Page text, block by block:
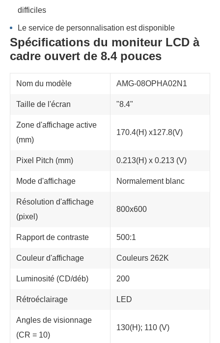
difficiles
Le service de personnalisation est disponible
Spécifications du moniteur LCD à
cadre ouvert de 8.4 pouces
Nom du modèle AMG-08OPHA02N1
Taille de l'écran "8.4"
Zone d'affichage active
(mm)
170.4(H) x127.8(V)
Pixel Pitch (mm) 0.213(H) x 0.213 (V)
Mode d'affichage Normalement blanc
Résolution d'affichage
(pixel)
800x600
Rapport de contraste 500:1
Couleur d'affichage Couleurs 262K
Luminosité (CD/déb) 200
Rétroéclairage LED
Angles de visionnage
(CR = 10)
130(H); 110 (V)